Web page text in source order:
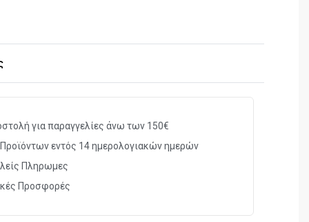
για παραγγελίες άνω των 150€
εντός 14 ημερολογιακών ημερών
Πληρωμες
Προσφορές